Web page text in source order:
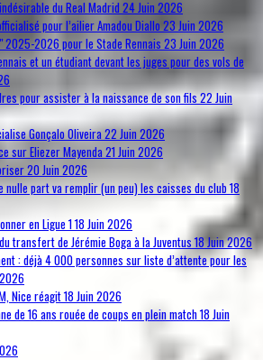
du Real Madrid 24 Juin 2026
pour l’ailier Amadou Diallo 23 Juin 2026
2025-2026 pour le Stade Rennais 23 Juin 2026
et un étudiant devant les juges pour des vols de
pour assister à la naissance de son fils22 Juin
Gonçalo Oliveira22 Juin 2026
sur Eliezer Mayenda 21 Juin 2026
20 Juin 2026
nulle part va remplir (un peu) les caisses du club18
en Ligue 118 Juin 2026
transfert de Jérémie Boga à la Juventus 18 Juin 2026
: déjà 4 000 personnes sur liste d’attente pour les
Nice réagit18 Juin 2026
de 16 ans rouée de coups en plein match18 Juin